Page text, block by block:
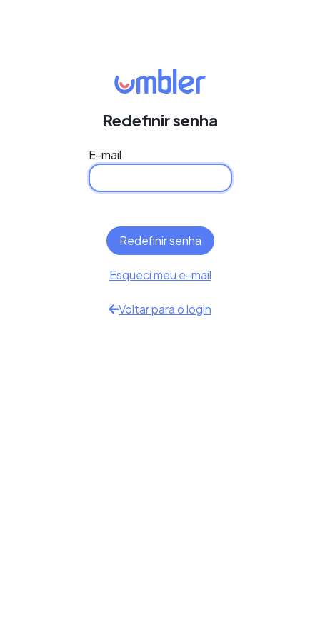
Redefinir senha
E-mail
Esqueci meu e-mail
Voltar para o login